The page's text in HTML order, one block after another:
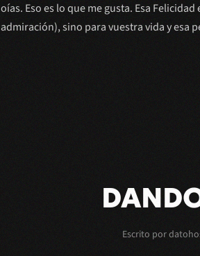
oías. Eso es lo que me gusta. Esa
admiración), sino para vuestra vida y esa
Escrito por